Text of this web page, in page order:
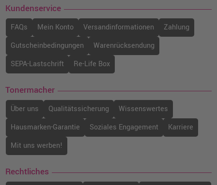
Kundenservice
FAQs Mein Konto Versandinformationen
Zahlung
Gutscheinbedingungen
Warenrücksendung
SEPA-Lastschrift
Re-Life Box
Tonermacher
Über uns Qualitätssicherung
Wissenswertes
Hausmarken-Garantie
Soziales Engagement
Karriere
Mit uns werben!
Rechtliches